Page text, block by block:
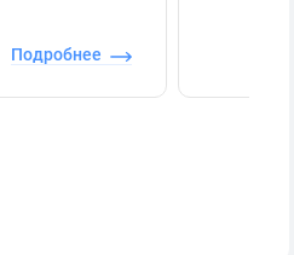
Подробнее